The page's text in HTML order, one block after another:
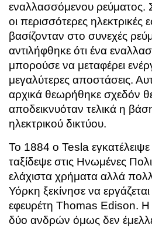
εναλλασσόμενου ρεύματος.
οι περισσότερες ηλεκτρικές
βασίζονταν στο συνεχές
αντιλήφθηκε ότι ένα
μπορούσε να μεταφέρει
μεγαλύτερες αποστάσεις.
αρχικά θεωρήθηκε σχεδόν
αποδεικνυόταν τελικά η
ηλεκτρικού δικτύου.
Το 1884 ο Tesla
ταξίδεψε στις Ηνωμένες
ελάχιστα χρήματα αλλά
Υόρκη ξεκίνησε να
εφευρέτη Thomas Edison. Η
δύο ανδρών όμως δεν